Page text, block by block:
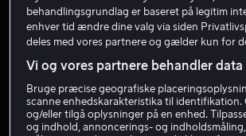
I morgen danser vi
7.6 Drama Romantik 2019 1
Lej 49 kr
behandlingsgrundlag er baseret på legitim
enhver tid ændre dine valg via siden
deles med vores partnere og gælder kun for
Vi og vores partnere behandler
Bruge præcise geografiske
scanne enhedskarakteristika til identifikation.
og/eller tilgå oplysninger på en enhed.
og indhold, annoncerings- og indholdsmåling,